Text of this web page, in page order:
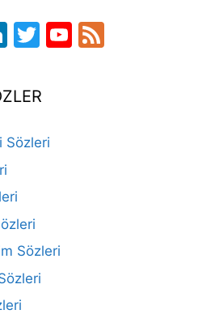
LinkedIn
TwitterYouTube
Sözleri
Sözleri